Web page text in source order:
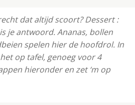
dat altijd scoort? Dessert :
je antwoord. Ananas, bollen
spelen hier de hoofdrol. In
op tafel, genoeg voor 4
hieronder en zet ‘m op